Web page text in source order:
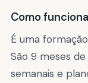
Como
É uma
São 9 meses
semanais e